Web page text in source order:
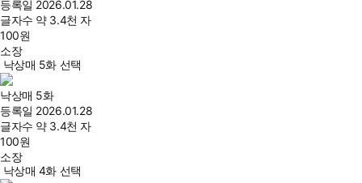
등록일 2026.01.28
글자수 약 3.4천 자
100원
소장
낙상매 5화 선택
낙상매 5화
등록일 2026.01.28
글자수 약 3.4천 자
100원
소장
낙상매 4화 선택